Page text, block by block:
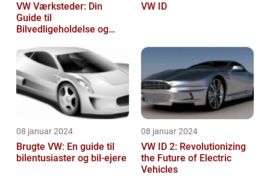
VW Værksteder: Din
Guide til
Bilvedligeholdelse og
VW ID
08 januar 2024
Brugte VW: En guide til
bilentusiaster og bil-ejere
08 januar 2024
VW ID 2: Revolutionizing
the Future of Electric
Vehicles